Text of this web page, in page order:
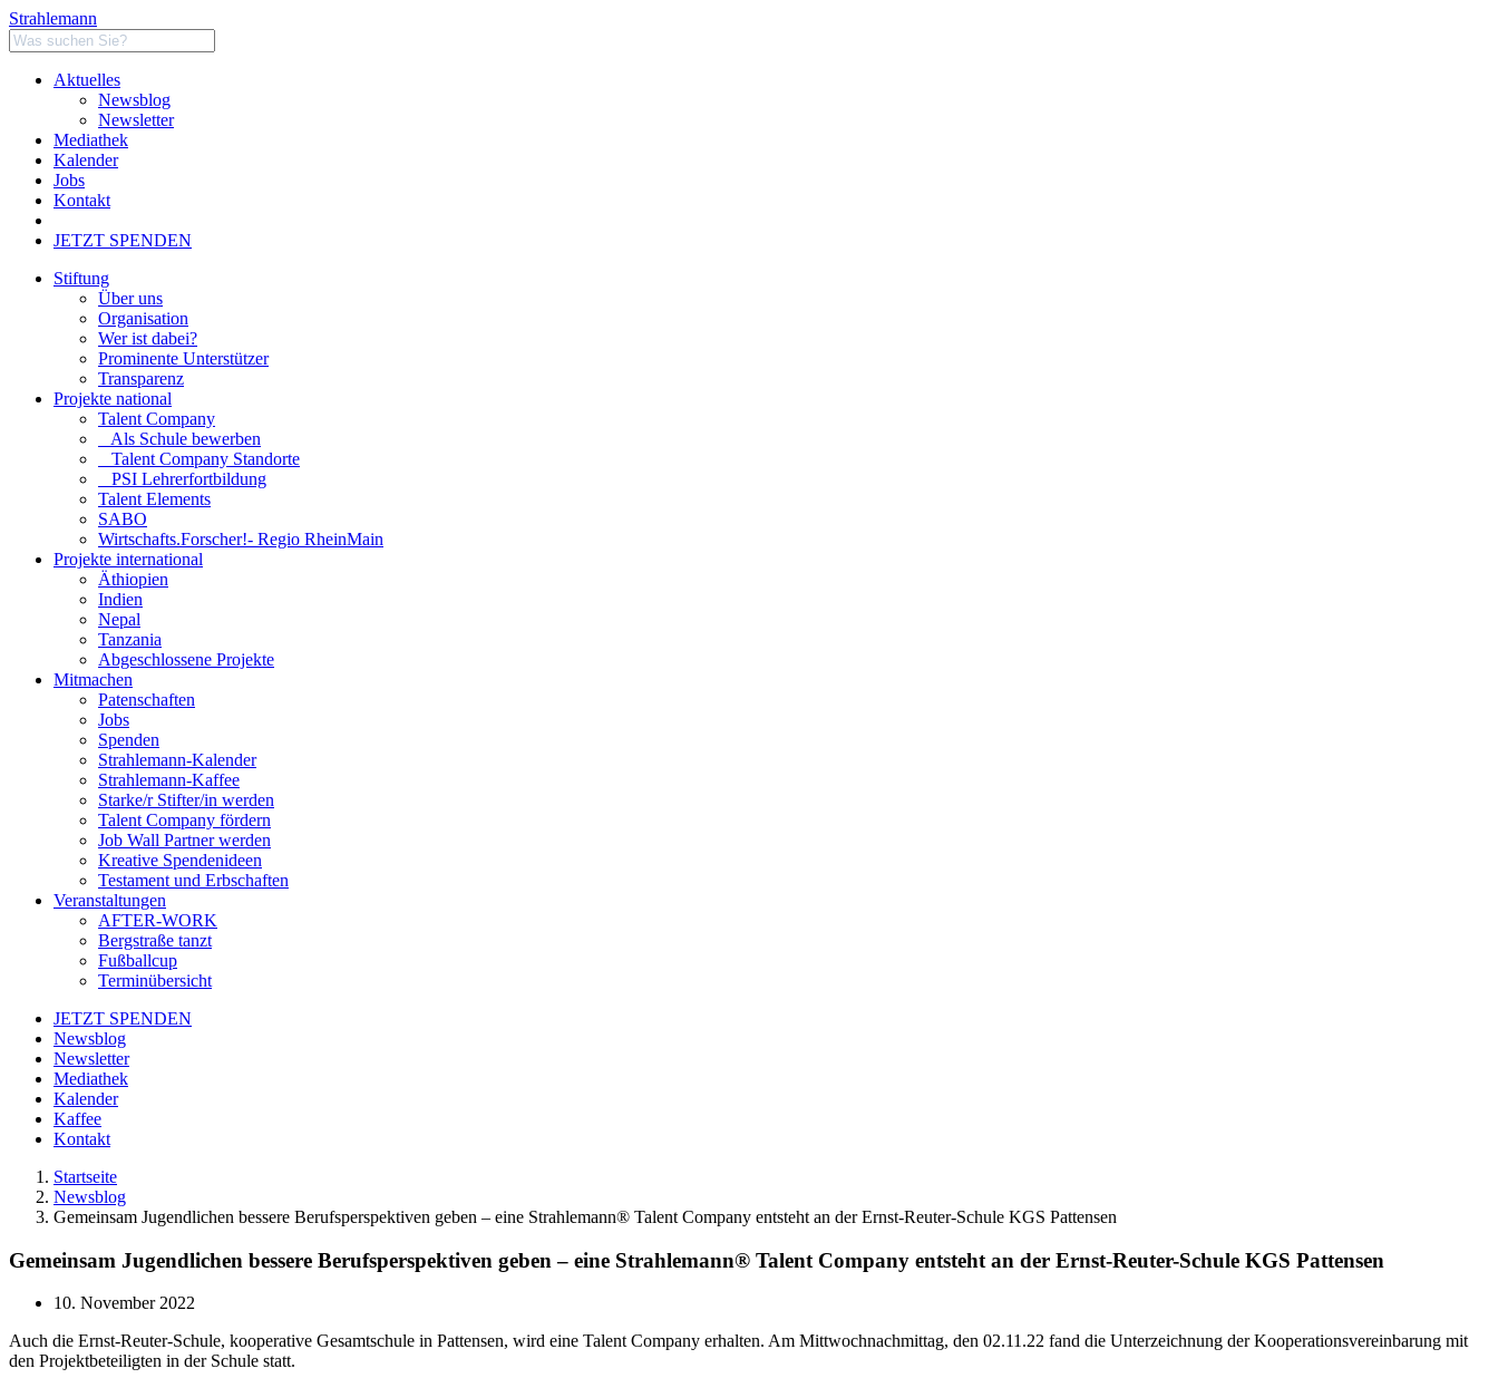
Strahlemann
Aktuelles
Newsblog
Newsletter
Mediathek
Kalender
Jobs
Kontakt
JETZT SPENDEN
Stiftung
Über uns
Organisation
Wer ist dabei?
Prominente Unterstützer
Transparenz
Projekte national
Talent Company
Als Schule bewerben
Talent Company Standorte
PSI Lehrerfortbildung
Talent Elements
SABO
Wirtschafts.Forscher!- Regio RheinMain
Projekte international
Äthiopien
Indien
Nepal
Tanzania
Abgeschlossene Projekte
Mitmachen
Patenschaften
Jobs
Spenden
Strahlemann-Kalender
Strahlemann-Kaffee
Starke/r Stifter/in werden
Talent Company fördern
Job Wall Partner werden
Kreative Spendenideen
Testament und Erbschaften
Veranstaltungen
AFTER-WORK
Bergstraße tanzt
Fußballcup
Terminübersicht
JETZT SPENDEN
Newsblog
Newsletter
Mediathek
Kalender
Kaffee
Kontakt
Startseite
Newsblog
Gemeinsam Jugendlichen bessere Berufsperspektiven geben – eine Strahlemann® Talent Company entsteht an der Ernst-Reuter-Schule KGS Pattensen
Gemeinsam Jugendlichen bessere Berufsperspektiven geben – eine Strahlemann® Talent Company entsteht an der Ernst-Reuter-Schule KGS Pattensen
10. November 2022
Auch die Ernst-Reuter-Schule, kooperative Gesamtschule in Pattensen, wird eine Talent Company erhalten. Am Mittwochnachmittag, den 02.11.22 fand die Unterzeichnung der Kooperationsvereinbarung mit
den Projektbeteiligten in der Schule statt.